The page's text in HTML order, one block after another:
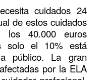
cuidados 24
de estos cuidados
los 40.000 euros
solo el 10% está
público. La gran
por la ELA